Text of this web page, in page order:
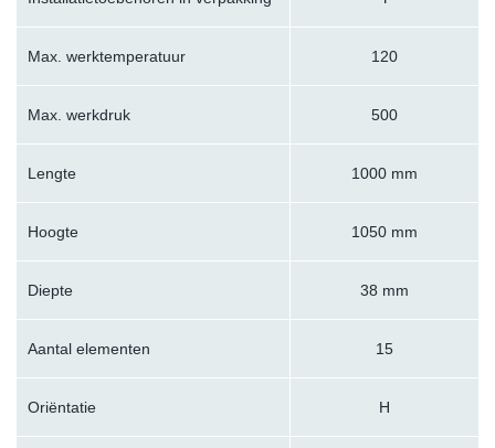
Max. werktemperatuur 120
Max. werkdruk 500
Lengte 1000 mm
Hoogte 1050 mm
Diepte 38 mm
Aantal elementen 15
Oriëntatie H